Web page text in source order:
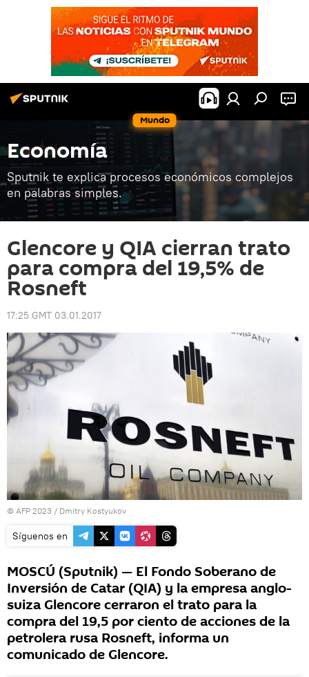
Mundo
Economía
Sputnik te explica procesos económicos complejos
en palabras simples.
Glencore y QIA cierran trato
para compra del 19,5% de
Rosneft
17:25 GMT 03.01.2017
© AFP 2023 / Dmitry Kostyukov
Síguenos en
MOSCÚ (Sputnik) — El Fondo Soberano de
Inversión de Catar (QIA) y la empresa anglo-
suiza Glencore cerraron el trato para la
compra del 19,5 por ciento de acciones de la
petrolera rusa Rosneft, informa un
comunicado de Glencore.